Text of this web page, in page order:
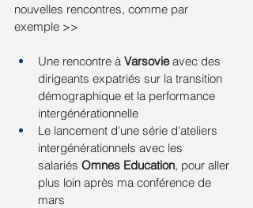
nouvelles rencontres, comme par
exemple >>
Une rencontre à Varsovie avec des
dirigeants expatriés sur la transition
démographique et la performance
intergénérationnelle
Le lancement d'une série d'ateliers
intergénérationnels avec les
salariés Omnes Education, pour aller
plus loin après ma conférence de
mars